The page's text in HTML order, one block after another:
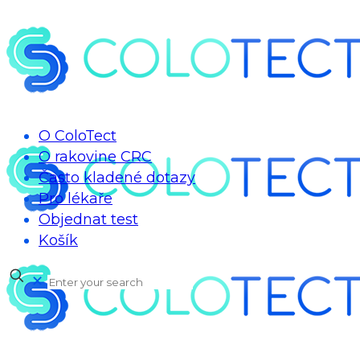
O ColoTect
O rakovine CRC
Často kladené dotazy
Pro lékaře
Objednat test
Košík
✕